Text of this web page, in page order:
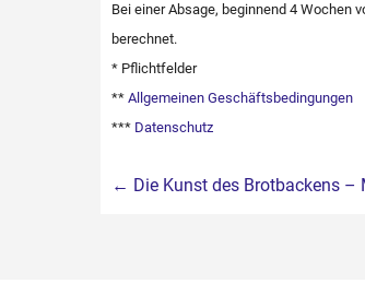
Bei einer Absage, beginnend 4 Wochen
berechnet.
* Pflichtfelder
** Allgemeinen Geschäftsbedingungen
*** Datenschutz
Beitragsnavigation
← Die Kunst des Brotbackens –